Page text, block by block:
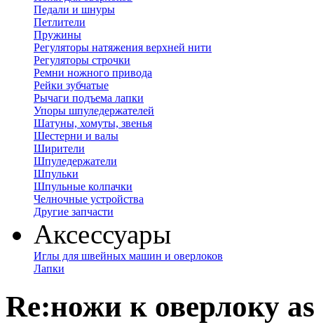
Педали и шнуры
Петлители
Пружины
Регуляторы натяжения верхней нити
Регуляторы строчки
Ремни ножного привода
Рейки зубчатые
Рычаги подъема лапки
Упоры шпуледержателей
Шатуны, хомуты, звенья
Шестерни и валы
Ширители
Шпуледержатели
Шпульки
Шпульные колпачки
Челночные устройства
Другие запчасти
Аксессуары
Иглы для швейных машин и оверлоков
Лапки
Re:ножи к оверлоку